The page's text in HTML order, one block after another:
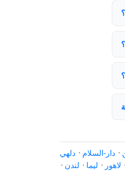
· دار-السلام · دلهي
· لاهور · ليما · لندن ·